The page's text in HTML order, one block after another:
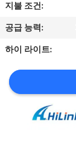
장
투
어
품
지불 조건:
공급 능력:
하이 라이트: